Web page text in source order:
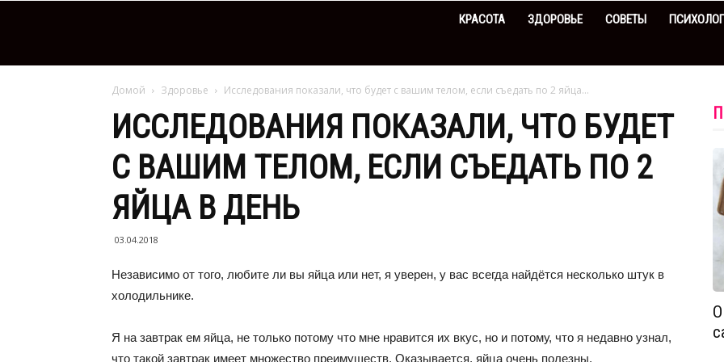
КРАСОТА ЗДОРОВЬЕ СОВЕТЫ
Домой Здоровье Исследования показали, что будет с вашим телом, если съедать по 2 яйца...
ИССЛЕДОВАНИЯ ПОКАЗАЛИ, ЧТО БУДЕТ
С ВАШИМ ТЕЛОМ, ЕСЛИ СЪЕДАТЬ ПО 2
ЯЙЦА В ДЕНЬ
03.04.2018
Независимо от того, любите ли вы яйца или нет, я уверен, у вас всегда найдётся несколько штук в
холодильнике.
Я на завтрак ем яйца, не только потому что мне нравится их вкус, но и потому, что я недавно узнал,
что такой завтрак имеет множество преимуществ. Оказывается, яйца очень полезны.